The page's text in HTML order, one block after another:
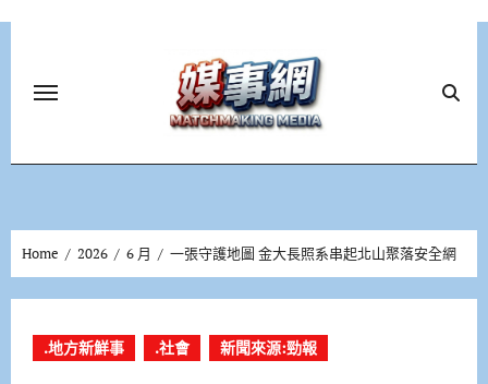
Home 2026 6 月 一張守護地圖 金大長照系串起北山聚落安全網
.地方新鮮事 .社會 新聞來源:勁報